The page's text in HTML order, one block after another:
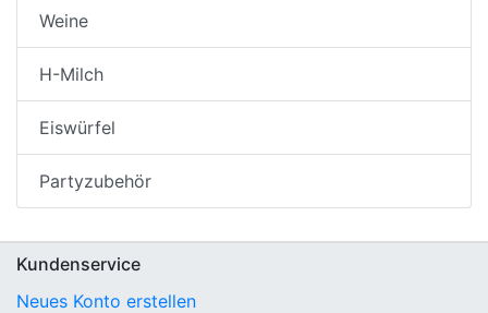
Weine
H-Milch
Eiswürfel
Partyzubehör
Kundenservice
Neues Konto erstellen